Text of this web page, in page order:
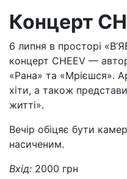
Концерт
6 липня в просторі
концерт CHEEV —
«Рана» та «Мрієшся».
хіти, а також
житті».
Вечір обіцяє бути
насиченим.
Вхід: 2000 грн